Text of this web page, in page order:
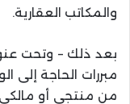
والمكاتب العقارية.
بعد ذلك – وتحت
مبررات الحاجة إلى
من منتجي أو مالكي